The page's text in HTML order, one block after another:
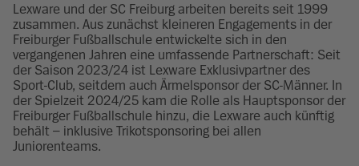
Lexware und der SC Freiburg arbeiten bereits seit 1999
zusammen. Aus zunächst kleineren Engagements in der
Freiburger Fußballschule entwickelte sich in den
vergangenen Jahren eine umfassende Partnerschaft: Seit
der Saison 2023/24 ist Lexware Exklusivpartner des
Sport-Club, seitdem auch Ärmelsponsor der SC-Männer. In
der Spielzeit 2024/25 kam die Rolle als Hauptsponsor der
Freiburger Fußballschule hinzu, die Lexware auch künftig
behält – inklusive Trikotsponsoring bei allen
Juniorenteams.